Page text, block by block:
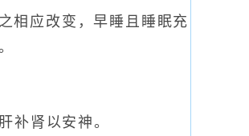
相应改变，早睡且睡眠充
补肾以安神。